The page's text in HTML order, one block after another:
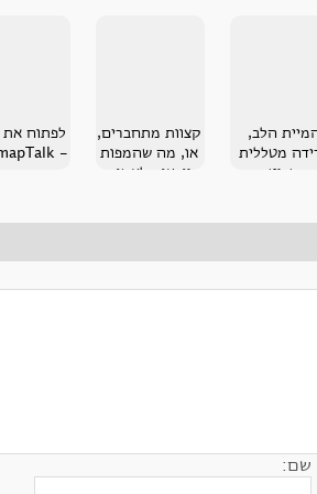
הלב,
מטללית
שביט
קצוות מתחברים,
או, מה שהמפות
יודעות לעשות
- MindmapTalk
שם: